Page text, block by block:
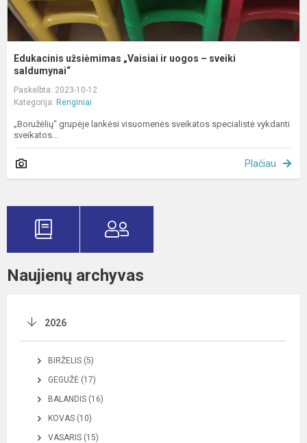
Edukacinis užsiėmimas „Vaisiai ir uogos – sveiki
saldumynai“
Paskelbta: 2023-10-12
Kategorija: Renginiai
„Boružėlių“ grupėje lankėsi visuomenės sveikatos specialistė vykdanti
sveikatos...
Plačiau
Naujienų archyvas
2026
BIRŽELIS (5)
GEGUŽĖ (17)
BALANDIS (16)
KOVAS (10)
VASARIS (15)